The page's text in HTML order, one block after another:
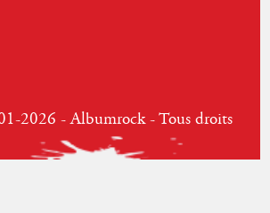
2026 - Albumrock - Tous droits